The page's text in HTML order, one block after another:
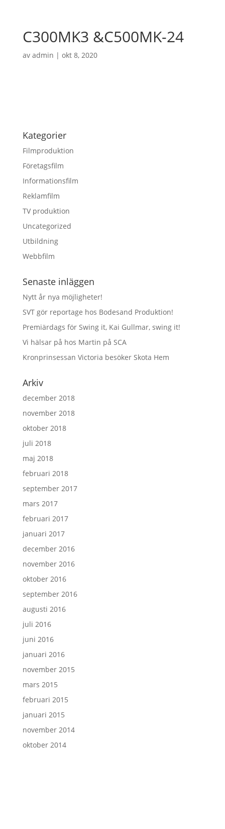
C300MK3 &C500MK-24
av admin | okt 8, 2020
Kategorier
Filmproduktion
Företagsfilm
Informationsfilm
Reklamfilm
TV produktion
Uncategorized
Utbildning
Webbfilm
Senaste inläggen
Nytt år nya möjligheter!
SVT gör reportage hos Bodesand Produktion!
Premiärdags för Swing it, Kai Gullmar, swing it!
Vi hälsar på hos Martin på SCA
Kronprinsessan Victoria besöker Skota Hem
Arkiv
december 2018
november 2018
oktober 2018
juli 2018
maj 2018
februari 2018
september 2017
mars 2017
februari 2017
januari 2017
december 2016
november 2016
oktober 2016
september 2016
augusti 2016
juli 2016
juni 2016
januari 2016
november 2015
mars 2015
februari 2015
januari 2015
november 2014
oktober 2014